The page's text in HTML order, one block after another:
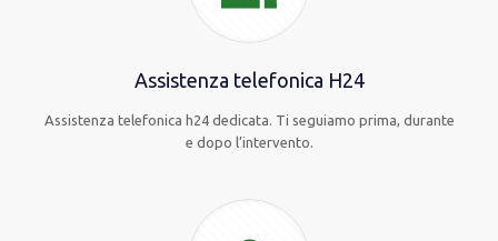
Assistenza telefonica H24
Assistenza telefonica h24 dedicata. Ti seguiamo prima, durante
e dopo l’intervento.